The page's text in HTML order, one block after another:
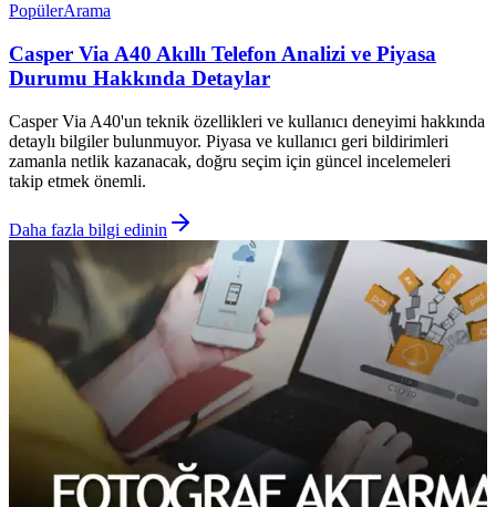
PopülerArama
Casper Via A40 Akıllı Telefon Analizi ve Piyasa
Durumu Hakkında Detaylar
Casper Via A40'un teknik özellikleri ve kullanıcı deneyimi hakkında
detaylı bilgiler bulunmuyor. Piyasa ve kullanıcı geri bildirimleri
zamanla netlik kazanacak, doğru seçim için güncel incelemeleri
takip etmek önemli.
Daha fazla bilgi edinin